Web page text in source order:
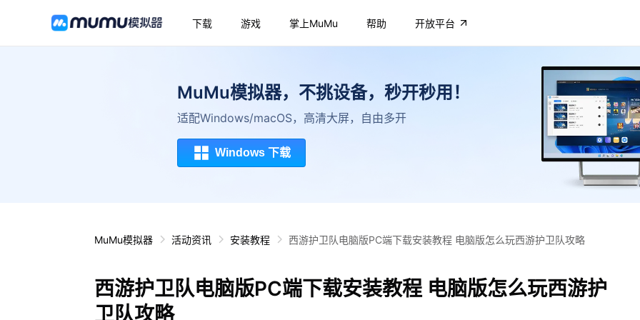
下载 游戏 掌上MuMu 帮助 开放平台
MuMu模拟器，不挑设备，秒开秒用！
适配Windows/macOS，高清大屏，自由多开
Windows 下载
MuMu模拟器 活动资讯 安装教程 西游护卫队电脑版PC端下载安装教程 电脑版怎么玩西游护卫队攻略
西游护卫队电脑版PC端下载安装教程 电脑版怎么玩西游护
卫队攻略